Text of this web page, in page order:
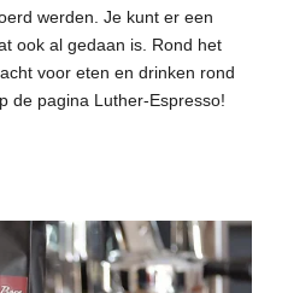
werden. Je kunt er een
ook al gedaan is. Rond het
voor eten en drinken rond
de pagina Luther-Espresso!